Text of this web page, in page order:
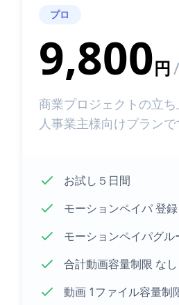
プロ
9,800円
商業プロジェクトの立
人事業主様向けプランで
お試し５日間
モーションペイパ 登
モーションペイパグル
合計動画容量制限 なし
動画 1ファイル容量制